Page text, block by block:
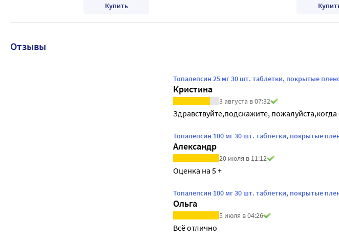
Купить
Отзывы
Топалепсин 25 мг 30 шт. таблетки, покрытые
Кристина
3 августа в 07:32
Здравствуйте,подскажите,
Топалепсин 100 мг 30 шт. таблетки, покрытые
Александр
20 июля в 11:12
Оценка на 5 +
Топалепсин 100 мг 30 шт. таблетки, покрытые
Ольга
5 июля в 04:26
Всё отлично